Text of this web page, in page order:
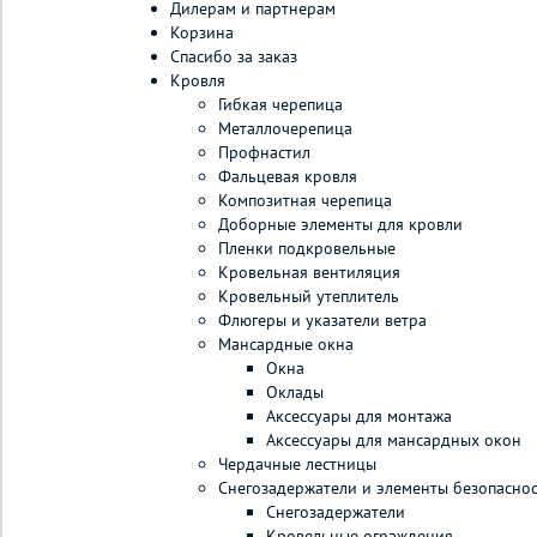
Дилерам и партнерам
Корзина
Спасибо за заказ
Кровля
Гибкая черепица
Металлочерепица
Профнастил
Фальцевая кровля
Композитная черепица
Доборные элементы для кровли
Пленки подкровельные
Кровельная вентиляция
Кровельный утеплитель
Флюгеры и указатели ветра
Мансардные окна
Окна
Оклады
Аксессуары для монтажа
Аксессуары для мансардных окон
Чердачные лестницы
Снегозадержатели и элементы
Снегозадержатели